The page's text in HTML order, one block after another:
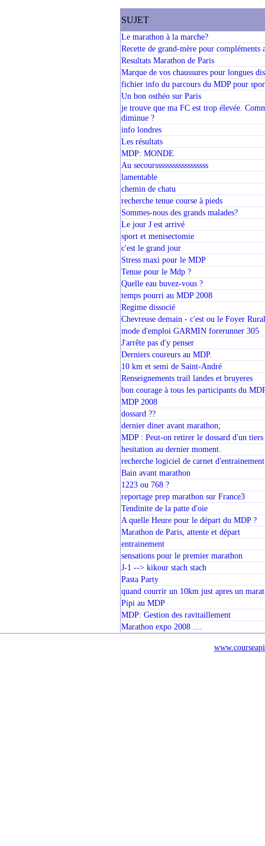
SUJET
Le marathon à la marche?
Recette de grand-mère pour compléments
Resultats Marathon de Paris
Marque de vos chaussures pour longues
fichier info du parcours du MDP pour
Un bon osthéo sur Paris
je trouve que ma FC est trop élevée.
diminue ?
info londres
Les résultats
MDP: MONDE
Au secourssssssssssssssssss
lamentable
chemin de chatu
recherche tenue course à pieds
Sommes-nous des grands malades?
Le jour J est arrivé
sport et menisectomie
c'est le grand jour
Stress maxi pour le MDP
Tenue pour le Mdp ?
Quelle eau buvez-vous ?
temps pourri au MDP 2008
Regime dissocié
Chevreuse demain - c'est ou le Foyer
mode d'emploi GARMIN forerunner 305
J'arrête pas d'y penser
Derniers coureurs au MDP.
10 km et semi de Saint-André
Renseignements trail landes et bruyeres
bon courage à tous les participants du
MDP 2008
dossard ??
dernier diner avant marathon;
MDP : Peut-on retirer le dossard d'un tiers
hesitation au dernier moment.
recherche logiciel de carnet d'entrainement
Bain avant marathon
1223 ou 768 ?
reportage prep marathon sur France3
Tendinite de la patte d'oie
A quelle Heure pour le départ du MDP ?
Marathon de Paris, attente et départ
entrainement
sensations pour le premier marathon
J-1 --> kikour stach stach
Pasta Party
quand courrir un 10km just apres un
Pipi au MDP
MDP: Gestion des ravitaillement
Marathon expo 2008 ....